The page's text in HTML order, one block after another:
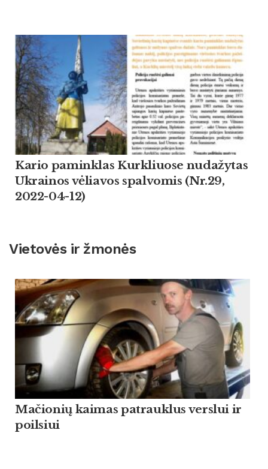
Kario paminklas Kurkliuose nudažytas
Ukrainos vėliavos spalvomis (Nr.29,
2022-04-12)
Vietovės ir žmonės
Mačionių kaimas patrauklus verslui ir
poilsiui